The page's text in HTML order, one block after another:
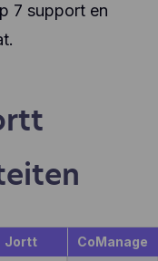
7 support en
Jortt
CoManage